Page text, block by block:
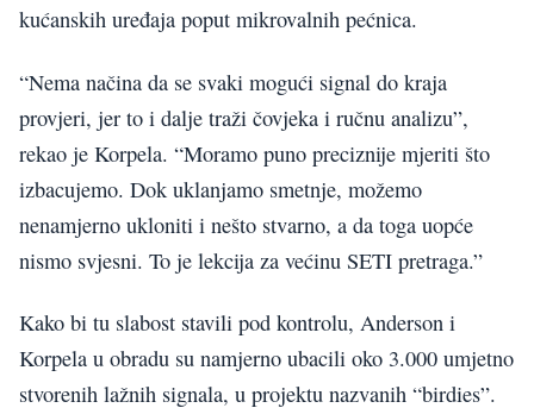
kućanskih uređaja poput mikrovalnih pećnica.
“Nema načina da se svaki mogući signal do kraja
provjeri, jer to i dalje traži čovjeka i ručnu analizu”,
rekao je Korpela. “Moramo puno preciznije mjeriti što
izbacujemo. Dok uklanjamo smetnje, možemo
nenamjerno ukloniti i nešto stvarno, a da toga uopće
nismo svjesni. To je lekcija za većinu SETI pretraga.”
Kako bi tu slabost stavili pod kontrolu, Anderson i
Korpela u obradu su namjerno ubacili oko 3.000 umjetno
stvorenih lažnih signala, u projektu nazvanih “birdies”.